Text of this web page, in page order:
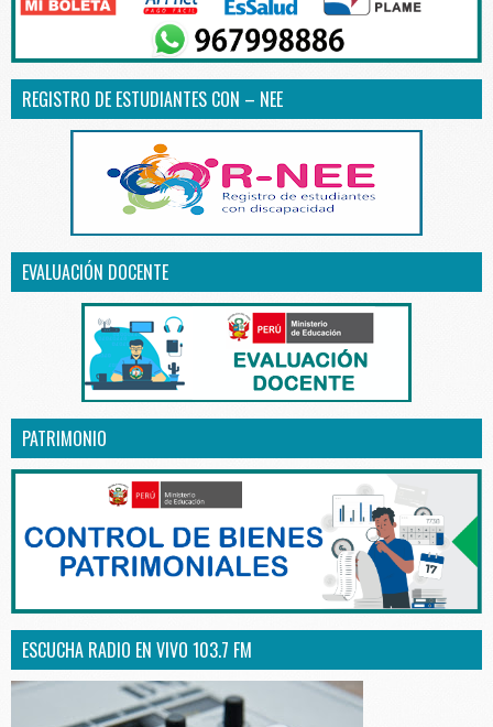
REGISTRO DE ESTUDIANTES CON – NEE
EVALUACIÓN DOCENTE
PATRIMONIO
ESCUCHA RADIO EN VIVO 103.7 FM